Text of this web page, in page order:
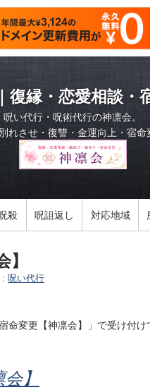
縁・恋愛相談・
呪い代行・呪術代行の神凛会。
れさせ・復讐・金運向上・宿
殺 呪詛返し 対応地域
: 呪い代行
命変更【神凛会】」で受け付け
】